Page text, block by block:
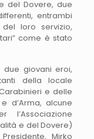
del Dovere, due
entrambi
del loro servizio,
come è stato
due giovani eroi,
della locale
e delle
d’Arma, alcune
e del Dovere)
Mirko